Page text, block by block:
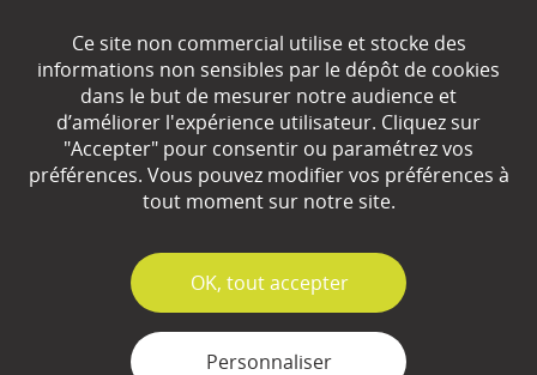
Partenaires
Espace Presse
Plan du site
Mentions légales
Ce site non commercial utilise et stocke des
informations non sensibles par le dépôt de cookies
dans le but de mesurer notre audience et
d’améliorer l'expérience utilisateur. Cliquez sur
"Accepter" pour consentir ou paramétrez vos
préférences. Vous pouvez modifier vos préférences à
tout moment sur notre site.
✓
OK, tout accepter
Personnaliser